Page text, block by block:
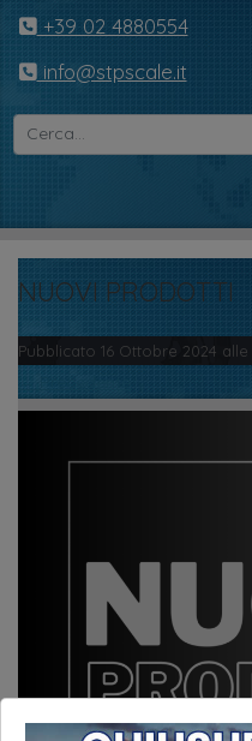
+39 02 4880554
info@stpscale.it
NUOVI PRODOTTI
Pubblicato 16 Ottobre 2024 alle